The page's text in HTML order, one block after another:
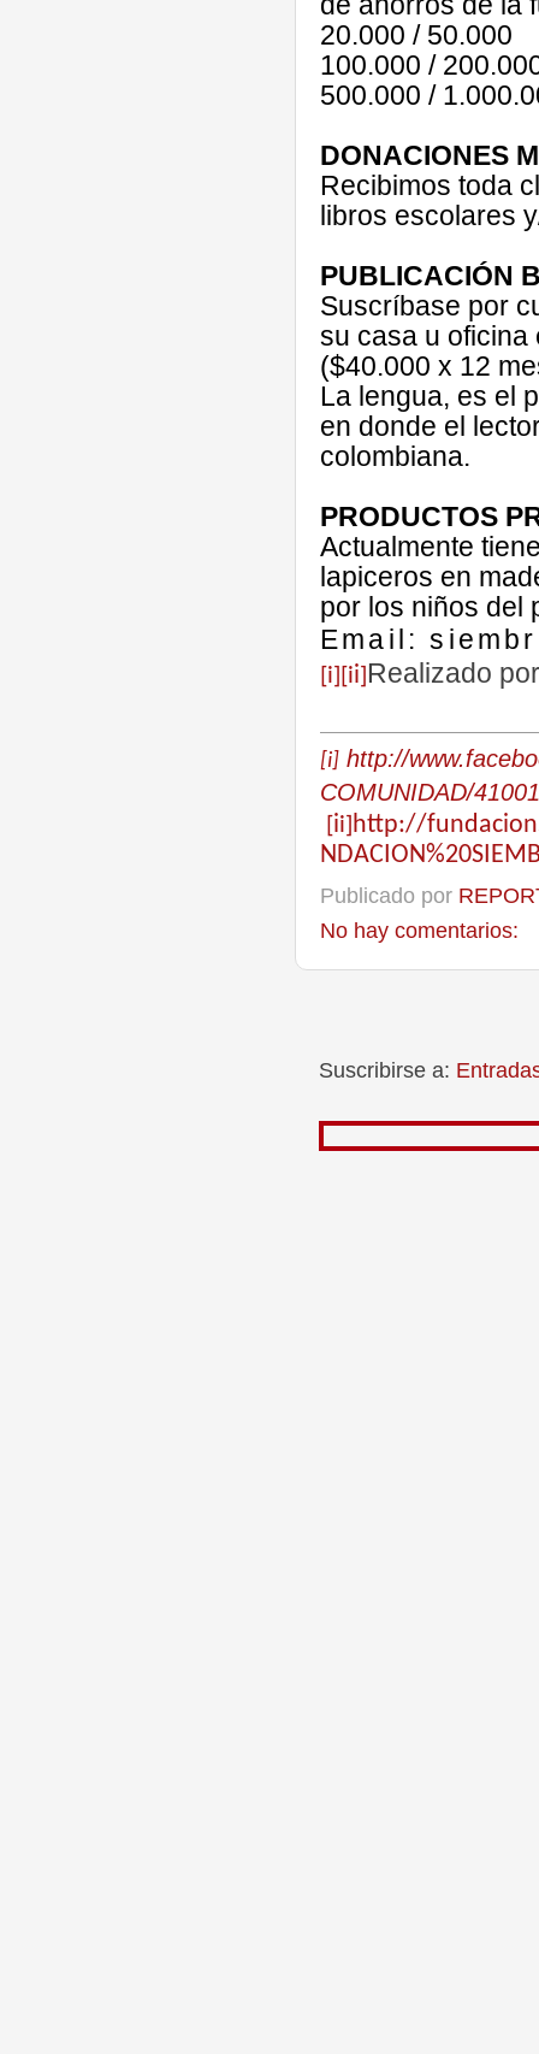
20.000 / 50.000
100.000 /
500.000 /
DONACIONES
Recibimos toda
libros escolares
PUBLICACIÓN
Suscríbase por
su casa u oficina
($40.000 x 12
La lengua, es el
en donde el
colombiana.
PRODUCTOS
Actualmente
lapiceros en
por los niños del
Email:
[i] [ii] Realizado
[i] http://
COMUNIDAD/
[ii]http://
Publicado por
No hay comentarios:
Suscribirse a: